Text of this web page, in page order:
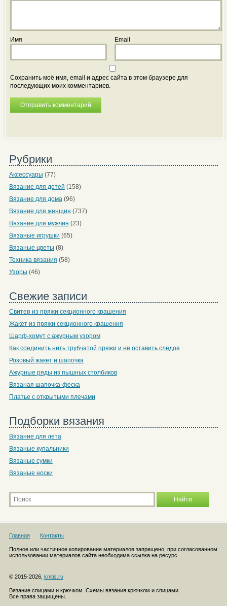
Имя Email
Сохранить моё имя, email и адрес сайта в этом браузере для
последующих моих комментариев.
Рубрики
Аксессуары (77)
Вязание для детей (158)
Вязание для дома(96)
Вязание для женщин (737)
Вязание для мужчин (23)
Вязаные игрушки (65)
Вязаные цветы (8)
Техника вязания (58)
Узоры (46)
Свежие записи
Свитер из пряжи секционного крашения
Жакет из пряжи секционного крашения
Шарф-хомут с ажурным узором
Как соединить нить трубчатой пряжи и не оставить следов
Розовый жакет и шапочка
Ажурные ряды из пышных столбиков
Вязаная шапочка-феска
Платье с открытыми плечами
Подборки вязания
Вязание для лета
Вязаные купальники
Вязаные сумки
Вязаные носки
Главная Контакты
Полное или частичное копирование материалов запрещено, при согласованном
использовании материалов сайта необходима ссылка на ресурс.
© 2015-2026, knitis.ru
Вязание спицами и крючком. Схемы вязания крючком и спицами.
Все права защищены.